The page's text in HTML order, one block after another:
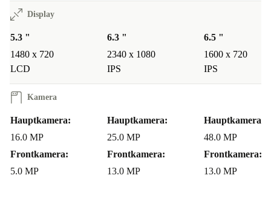
Display
5.3 "
1480 x 720
LCD
6.3 "
2340 x 1080
IPS
6.5 "
1600 x 720
IPS
Kamera
Hauptkamera:
16.0 MP
Frontkamera:
5.0 MP
Hauptkamera:
25.0 MP
Frontkamera:
13.0 MP
Hauptkamera:
48.0 MP
Frontkamera:
13.0 MP